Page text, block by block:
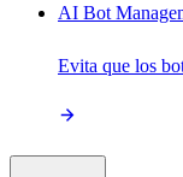
AI Bot
Evita que los